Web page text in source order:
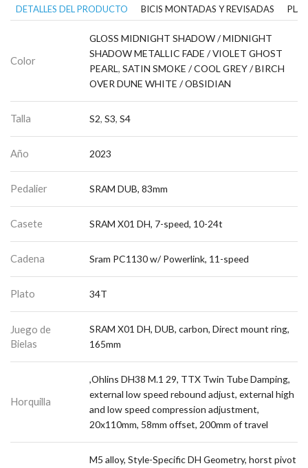
DETALLES DEL PRODUCTO BICIS MONTADAS Y REVISADAS
Color
GLOSS MIDNIGHT SHADOW / MIDNIGHT
SHADOW METALLIC FADE / VIOLET GHOST
PEARL, SATIN SMOKE / COOL GREY / BIRCH
OVER DUNE WHITE / OBSIDIAN
Talla S2, S3, S4
Año 2023
Pedalier SRAM DUB, 83mm
Casete SRAM X01 DH, 7-speed, 10-24t
Cadena Sram PC1130 w/ Powerlink, 11-speed
Plato 34T
Juego de
Bielas
SRAM X01 DH, DUB, carbon, Direct mount ring,
165mm
Horquilla
,Ohlins DH38 M.1 29, TTX Twin Tube Damping,
external low speed rebound adjust, external high
and low speed compression adjustment,
20x110mm, 58mm offset, 200mm of travel
M5 alloy, Style-Specific DH Geometry, horst pivot